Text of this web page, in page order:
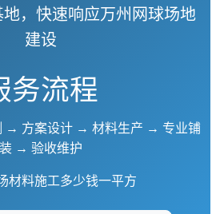
，快速响应万州网球场地
建设
务流程
→ 方案设计 → 材料生产 → 专业铺
装 → 验收维护
材料施工多少钱一平方